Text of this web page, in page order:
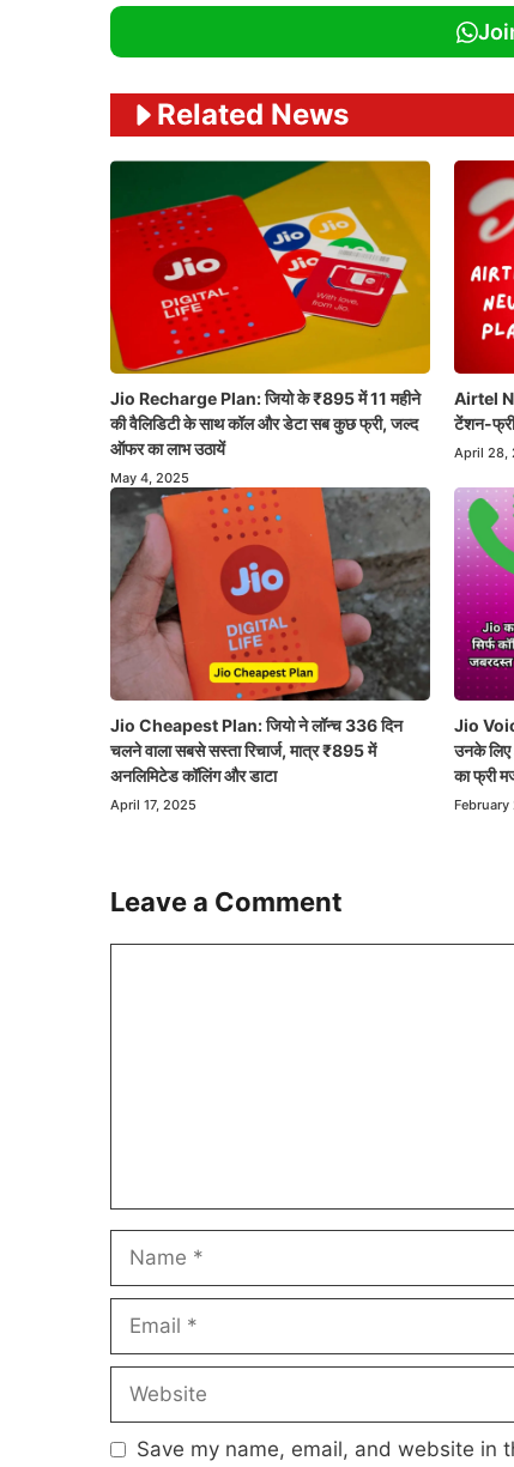
Related News
Jio Recharge Plan: जियो के ₹895 में 11 महीने
की वैलिडिटी के साथ कॉल और डेटा सब कुछ फ्री, जल्द
ऑफर का लाभ उठायें
May 4, 2025
Airtel
टेंशन-फ्री
April 28,
Jio Cheapest Plan: जियो ने लॉन्च 336 दिन
चलने वाला सबसे सस्ता रिचार्ज, मात्र ₹895 में
अनलिमिटेड कॉलिंग और डाटा
April 17, 2025
Jio
उनके लिए
का फ्री
February
Leave a Comment
Save my name, email, and website in